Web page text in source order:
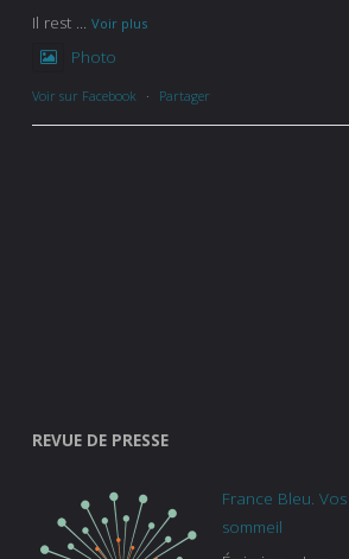
Il rest ... Voir plus
Photo
Voir sur Facebook · Partager
REVUE DE PRESSE
France Bleu.
sommeil